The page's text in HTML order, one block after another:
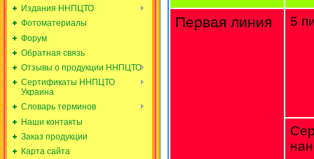
Издания ННПЦТО
Фотоматериалы
Форум
Обратная связь
Отзывы о продукции ННПЦТО
Сертификаты ННПЦТО
Украина
Словарь терминов
Наши контакты
Заказ продукции
Карта сайта
Первая линия 5